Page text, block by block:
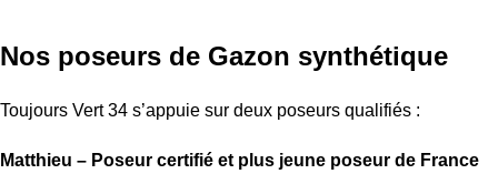
Nos poseurs de Gazon synthétique
Toujours Vert 34 s’appuie sur deux poseurs qualifiés :
Matthieu – Poseur certifié et plus jeune poseur de France